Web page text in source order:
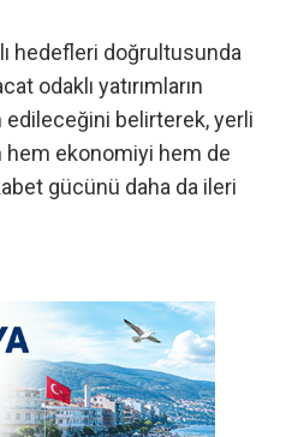
hedefleri doğrultusunda
odaklı yatırımların
belirterek, yerli
ekonomiyi hem de
gücünü daha da ileri